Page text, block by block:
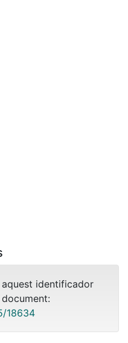
identificador
18634